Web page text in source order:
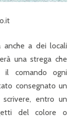
anche a dei locali
una strega che
il comando ogni
consegnato un
entro un
del colore o